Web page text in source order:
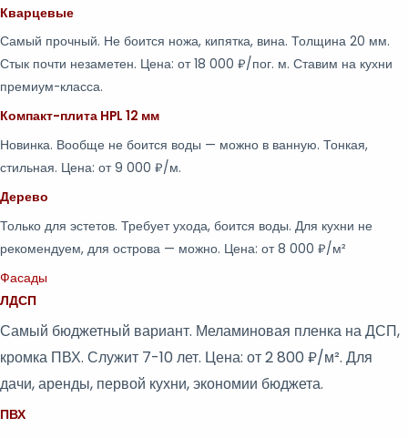
Кварцевые
Самый прочный. Не боится ножа, кипятка, вина. Толщина 20 мм.
Стык почти незаметен. Цена: от 18 000 ₽/пог. м. Ставим на кухни
премиум-класса.
Компакт-плита HPL 12 мм
Новинка. Вообще не боится воды — можно в ванную. Тонкая,
стильная. Цена: от 9 000 ₽/м.
Дерево
Только для эстетов. Требует ухода, боится воды. Для кухни не
рекомендуем, для острова — можно. Цена: от 8 000 ₽/м²
Фасады
ЛДСП
Самый бюджетный вариант. Меламиновая пленка на ДСП,
кромка ПВХ. Служит 7-10 лет. Цена: от 2 800 ₽/м². Для
дачи, аренды, первой кухни, экономии бюджета.
ПВХ